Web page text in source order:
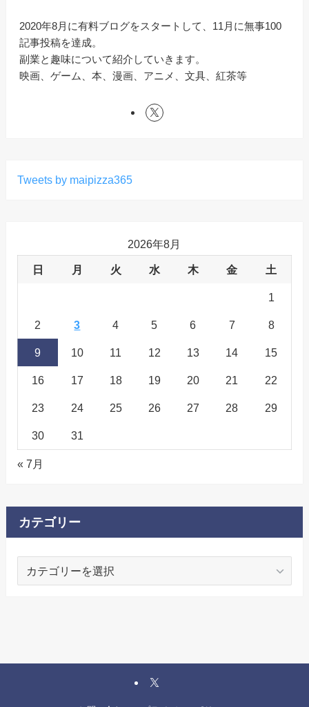
2020年8月に有料ブログをスタートして、11月に無事100
記事投稿を達成。
副業と趣味について紹介していきます。
映画、ゲーム、本、漫画、アニメ、文具、紅茶等
Tweets by maipizza365
2026年8月
日 月 火 水 木 金 土
1
2 3 4 5 6 7 8
9 10 11 12 13 14 15
16 17 18 19 20 21 22
23 24 25 26 27 28 29
30 31
« 7月
カテゴリー